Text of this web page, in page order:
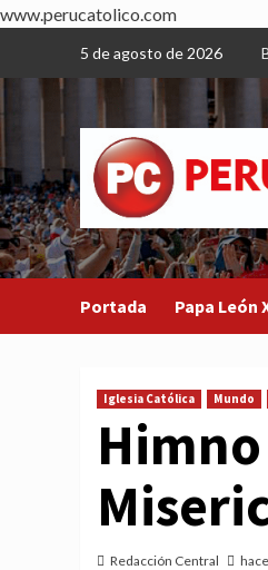
www.perucatolico.com
content
5 de agosto de 2026
Portada Papa León
Iglesia Católica Mundo
Redacción Central